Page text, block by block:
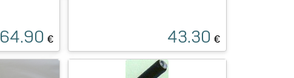
64.90 € 43.30 €